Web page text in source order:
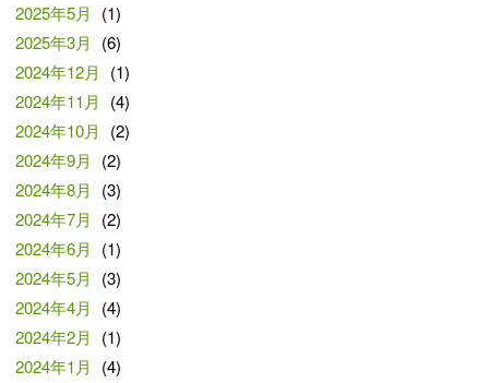
2025年5月
(1)
2025年3月
(6)
2024年12月
(1)
2024年11月
(4)
2024年10月
(2)
2024年9月
(2)
2024年8月
(3)
2024年7月
(2)
2024年6月
(1)
2024年5月
(3)
2024年4月
(4)
2024年2月
(1)
2024年1月
(4)